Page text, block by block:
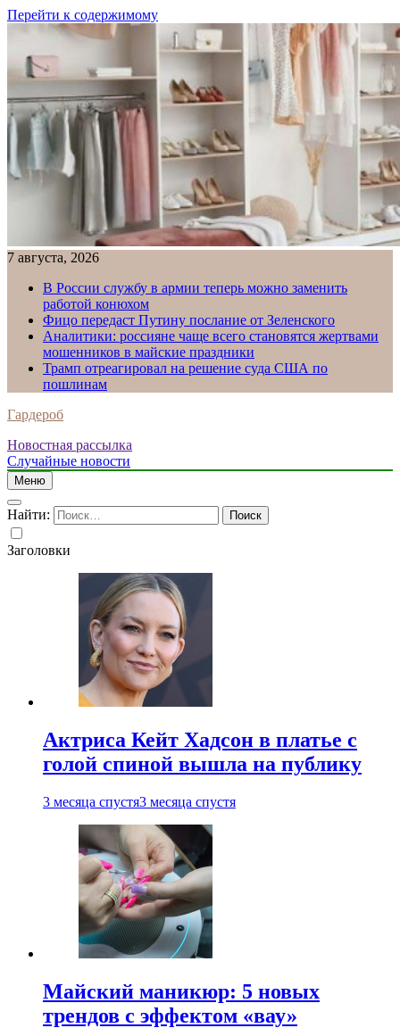
Перейти к содержимому
7 августа, 2026
В России службу в армии теперь можно заменить
работой конюхом
Фицо передаст Путину послание от Зеленского
Аналитики: россияне чаще всего становятся жертвами
мошенников в майские праздники
Трамп отреагировал на решение суда США по
пошлинам
Гардероб
Новостная рассылка
Случайные новости
Меню
Найти:
Заголовки
Актриса Кейт Хадсон в платье с
голой спиной вышла на публику
3 месяца спустя3 месяца спустя
Майский маникюр: 5 новых
трендов с эффектом «вау»